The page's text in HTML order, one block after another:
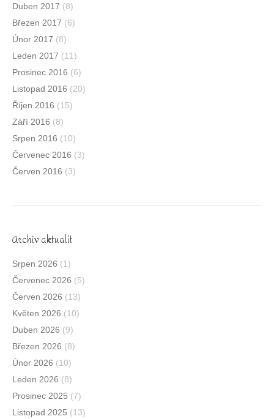
Duben 2017 (8)
Březen 2017 (6)
Únor 2017 (8)
Leden 2017 (11)
Prosinec 2016 (6)
Listopad 2016 (20)
Říjen 2016 (15)
Září 2016 (8)
Srpen 2016 (10)
Červenec 2016 (3)
Červen 2016 (3)
Archív aktualit
Srpen 2026 (1)
Červenec 2026 (5)
Červen 2026 (13)
Květen 2026 (10)
Duben 2026 (9)
Březen 2026 (8)
Únor 2026 (10)
Leden 2026 (8)
Prosinec 2025 (7)
Listopad 2025 (13)